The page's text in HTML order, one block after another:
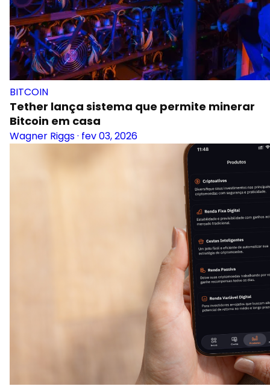
BITCOIN
Tether lança sistema que permite minerar
Bitcoin em casa
Wagner Riggs· fev 03, 2026